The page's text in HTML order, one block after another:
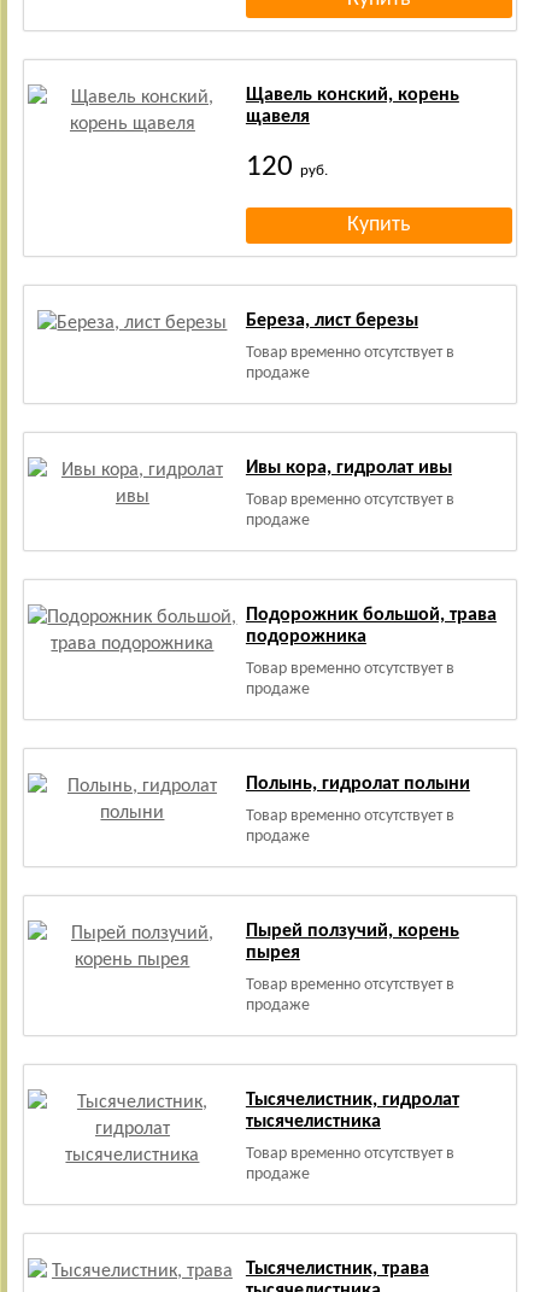
Щавель конский, корень
щавеля
120 руб.
Береза, лист березы
Товар временно отсутствует в
продаже
Ивы кора, гидролат ивы
Товар временно отсутствует в
продаже
Подорожник большой, трава
подорожника
Товар временно отсутствует в
продаже
Полынь, гидролат полыни
Товар временно отсутствует в
продаже
Пырей ползучий, корень
пырея
Товар временно отсутствует в
продаже
Тысячелистник, гидролат
тысячелистника
Товар временно отсутствует в
продаже
Тысячелистник, трава